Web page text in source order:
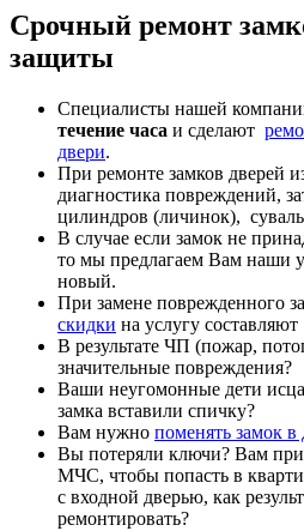
Срочный ремонт
защиты
Специалисты нашей
течение часа и сделают
двери.
При ремонте замков дверей
диагностика повреждений,
цилиндров (личинок),
В случае если замок не
то мы предлагаем Вам наши
новый.
При замене поврежденного
скидки на услугу составляют
В результате ЧП (пожар,
значительные повреждения?
Ваши неугомонные дети
замка вставили спичку?
Вам нужно поменять замок в
Вы потеряли ключи? Вам
МЧС, чтобы попасть в
с входной дверью, как
ремонтировать?